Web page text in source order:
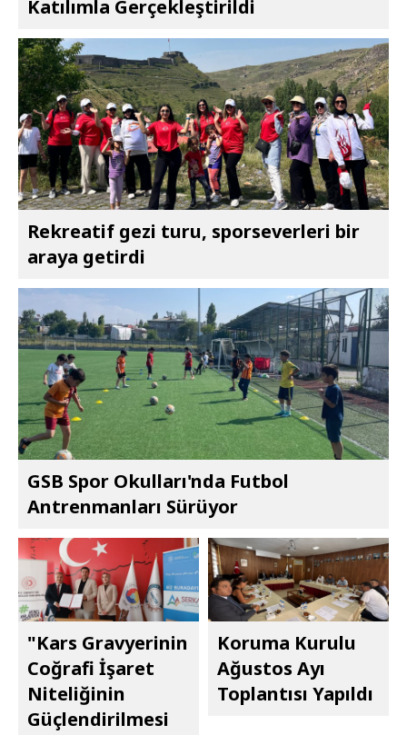
Katılımla Gerçekleştirildi
Rekreatif gezi turu, sporseverleri bir
araya getirdi
GSB Spor Okulları'nda Futbol
Antrenmanları Sürüyor
"Kars Gravyerinin
Coğrafi İşaret
Niteliğinin
Güçlendirilmesi
Koruma Kurulu
Ağustos Ayı
Toplantısı Yapıldı